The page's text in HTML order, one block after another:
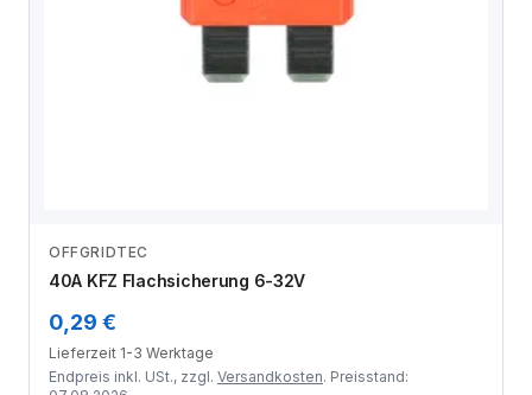
OFFGRIDTEC
40A KFZ Flachsicherung 6-32V
0,29 €
Lieferzeit 1-3 Werktage
Endpreis inkl. USt., zzgl. Versandkosten. Preisstand: